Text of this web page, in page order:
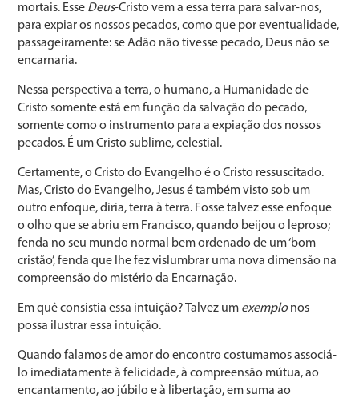
mortais. Esse Deus-Cristo vem a essa terra para salvar-nos,
para expiar os nossos pecados, como que por eventualidade,
passageiramente: se Adão não tivesse pecado, Deus não se
encarnaria.
Nessa perspectiva a terra, o humano, a Humanidade de
Cristo somente está em função da salvação do pecado,
somente como o instrumento para a expiação dos nossos
pecados. É um Cristo sublime, celestial.
Certamente, o Cristo do Evangelho é o Cristo ressuscitado.
Mas, Cristo do Evangelho, Jesus é também visto sob um
outro enfoque, diria, terra à terra. Fosse talvez esse enfoque
o olho que se abriu em Francisco, quando beijou o leproso;
fenda no seu mundo normal bem ordenado de um ‘bom
cristão’, fenda que lhe fez vislumbrar uma nova dimensão na
compreensão do mistério da Encarnação.
Em quê consistia essa intuição? Talvez um exemplonos
possa ilustrar essa intuição.
Quando falamos de amor do encontro costumamos associá-
lo imediatamente à felicidade, à compreensão mútua, ao
encantamento, ao júbilo e à libertação, em suma ao